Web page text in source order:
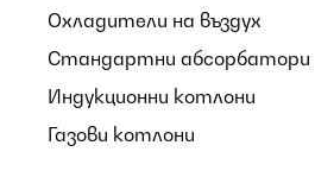
Охладители на въздух
Стандартни абсорбатори
Индукционни котлони
Газови котлони